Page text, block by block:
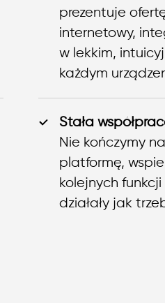
prezentuje
internetowy,
w lekkim,
każdym
Stała
Nie kończymy
platformę,
kolejnych
działały jak